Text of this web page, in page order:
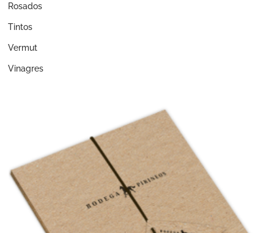
Rosados
Tintos
Vermut
Vinagres